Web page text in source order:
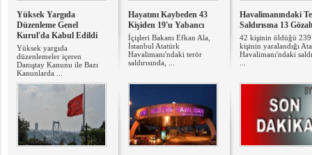
Yüksek Yargıda
Düzenleme Genel
Kurul'da Kabul Edildi
Yüksek yargıda
düzenlemeler içeren
Danıştay Kanunu ile Bazı
Kanunlarda ...
Hayatını Kaybeden 43
Kişiden 19'u Yabancı
İçişleri Bakanı Efkan Ala,
İstanbul Atatürk
Havalimanı'ndaki terör
saldırısında, ...
Havalimanındaki
Saldırısına 13
42 kişinin öldüğü 239
kişinin yaralandığı
Havalimanı'ndaki